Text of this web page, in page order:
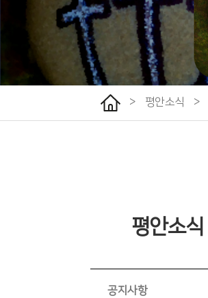
> 평안소식 >
평안소식
공지사항